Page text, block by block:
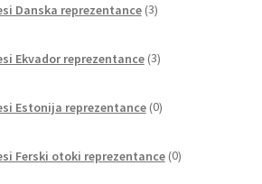
Danska reprezentance 3izdelki
Ekvador reprezentance 3izdelki
Estonija reprezentance 0izdelkov
Ferski otoki reprezentance 0izdelkov